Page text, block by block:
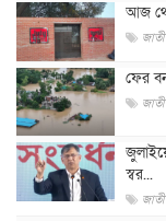
আজ
ফের
স্বর...